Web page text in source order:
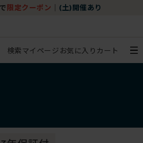
限定クーポン (土)開催あり
検索マイページ お気に入り カート